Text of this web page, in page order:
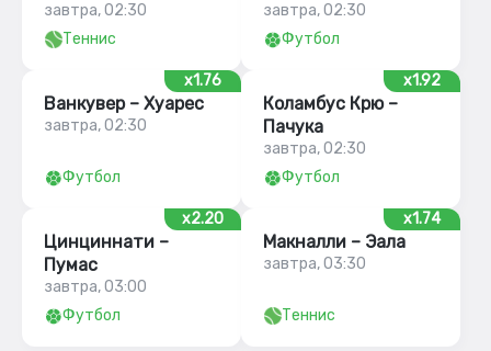
завтра, 02:30
Теннис
завтра, 02:30
Футбол
x1.76
Ванкувер – Хуарес
завтра, 02:30
Футбол
x1.92
Коламбус Крю –
Пачука
завтра, 02:30
Футбол
x2.20
Цинциннати –
Пумас
завтра, 03:00
Футбол
x1.74
Макналли – Эала
завтра, 03:30
Теннис